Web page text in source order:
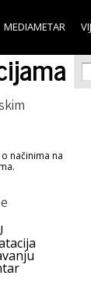
MEDIAMETAR
načinima na